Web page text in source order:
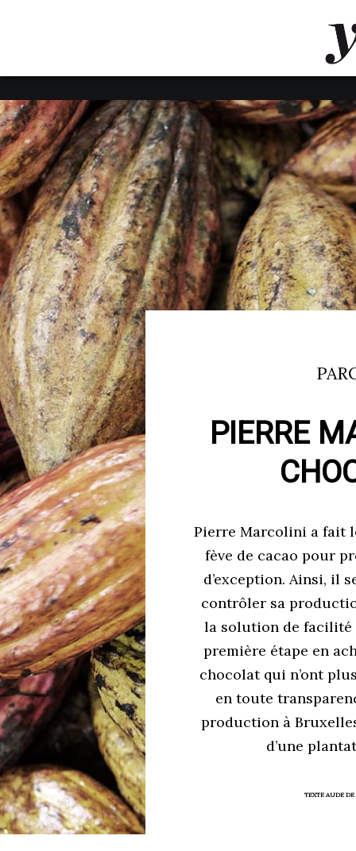
PIERRE
Pierre Marcolini a fait
fève de cacao pour
d’exception. Ainsi, il
contrôler sa
la solution de
première étape en
chocolat qui n’ont
en toute
production à
d’une
TEXTE AUDE